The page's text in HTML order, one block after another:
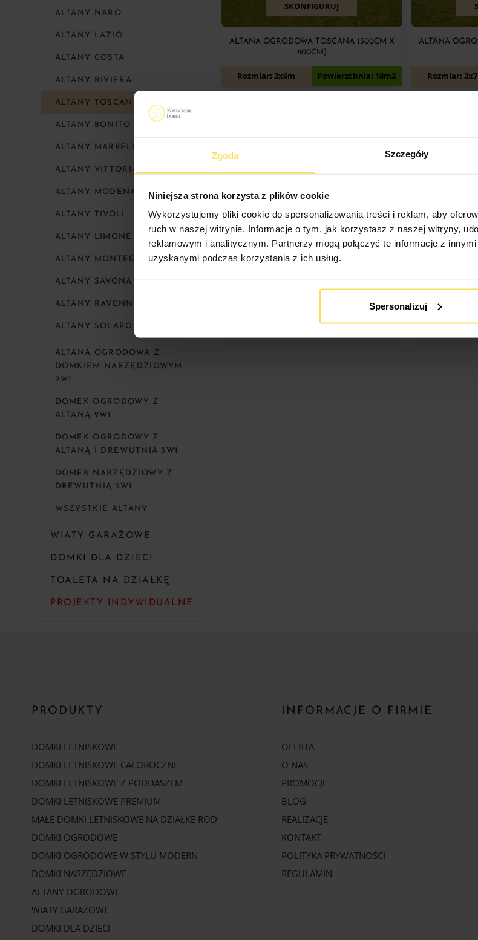
Zgoda Szczegóły
Niniejsza strona korzysta z plików cookie
Wykorzystujemy pliki cookie do spersonalizowania treści i reklam, aby
ruch w naszej witrynie. Informacje o tym, jak korzystasz z naszej witryny,
reklamowym i analitycznym. Partnerzy mogą połączyć te informacje z
uzyskanymi podczas korzystania z ich usług.
Spersonalizuj
ALTANY NARO
ALTANY LAZIO
ALTANY COSTA
ALTANY RIVIERA
ALTANY TOSCANA
ALTANY BONITO
ALTANY MARBELLA
ALTANY VITTORIA
ALTANY MODENA
ALTANY TIVOLI
ALTANY LIMONE
ALTANY MONTEGO
ALTANY SAVONA
ALTANY RAVENNA
ALTANY SOLARO
ALTANA OGRODOWA Z
DOMKIEM NARZĘDZIOWYM
2W1
DOMEK OGRODOWY Z
ALTANĄ 2W1
DOMEK OGRODOWY Z
ALTANĄ I DREWUTNIA 3W1
DOMEK NARZĘDZIOWY Z
DREWUTNIĄ 2W1
WSZYSTKIE ALTANY
WIATY GARAŻOWE
DOMKI DLA DZIECI
TOALETA NA DZIAŁKĘ
PROJEKTY INDYWIDUALNE
SKONFIGURUJ
ALTANA OGRODOWA TOSCANA (300CM X
600CM)
11 700zł
Rozmiar: 3x6m Powierzchnia: 18m2
ALTANA
Rozmiar:
SKONFIGURUJ
ALTANA OGRODOWA TOSCANA (400CM X
10 400zł
Powierzchnia: 16m2
ALTANA
Rozmiar:
PRODUKTY
DOMKI LETNISKOWE
DOMKI LETNISKOWE CAŁOROCZNE
DOMKI LETNISKOWE Z PODDASZEM
DOMKI LETNISKOWE PREMIUM
MAŁE DOMKI LETNISKOWE NA DZIAŁKĘ ROD
DOMKI OGRODOWE
DOMKI OGRODOWE W STYLU MODERN
DOMKI NARZĘDZIOWE
ALTANY OGRODOWE
WIATY GARAŻOWE
DOMKI DLA DZIECI
INFORMACJE O FIRMIE
OFERTA
O NAS
PROMOCJE
BLOG
REALIZACJE
KONTAKT
POLITYKA PRYWATNOŚCI
REGULAMIN